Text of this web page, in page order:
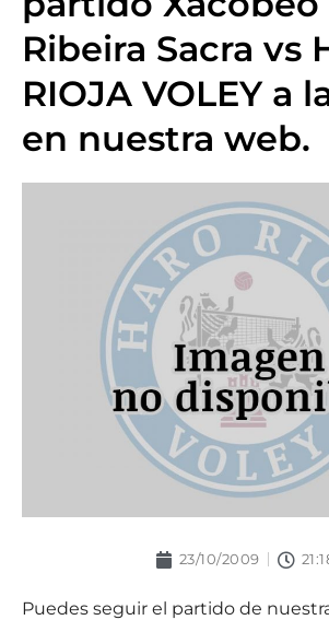
Ribeira Sacra vs
RIOJA VOLEY a
en nuestra web.
23/10/2009
Puedes seguir el partido de